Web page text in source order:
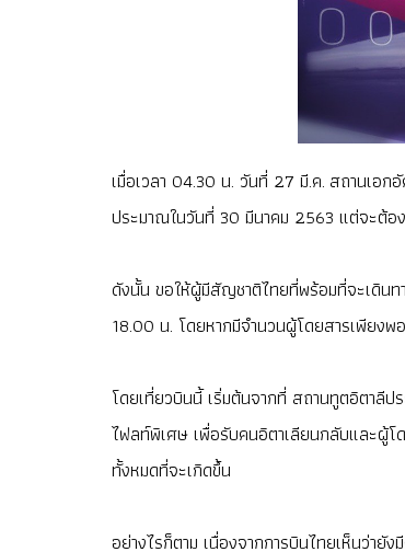
เมื่อเวลา 04.30 น. วันที่ 27 มี.ค. สถานเอ
ประมาณในวันที่ 30 มีนาคม 2563 แต่จะต้
ดังนั้น ขอให้ผู้มีสัญชาติไทยที่พร้อมที่จะเดิน
18.00 น. โดยหากมีจำนวนผู้โดยสารเพียง
โดยเที่ยวบินนี้ เริ่มต้นจากที่ สถานทูตอิตาลี
ไฟลท์พิเศษ เพื่อรับคนอิตาเลียนกลับและผู้โ
ทั้งหมดที่จะเกิดขึ้น
อย่างไรก็ตาม เนื่องจากการบินไทยเห็นว่า